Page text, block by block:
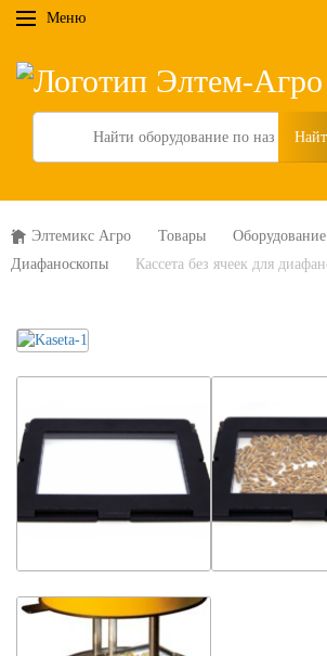
Меню
Search
Элтемикс Агро Товары
Диафаноскопы
Кассета без ячеек для